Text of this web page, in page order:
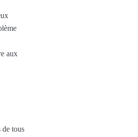
aux
de tous